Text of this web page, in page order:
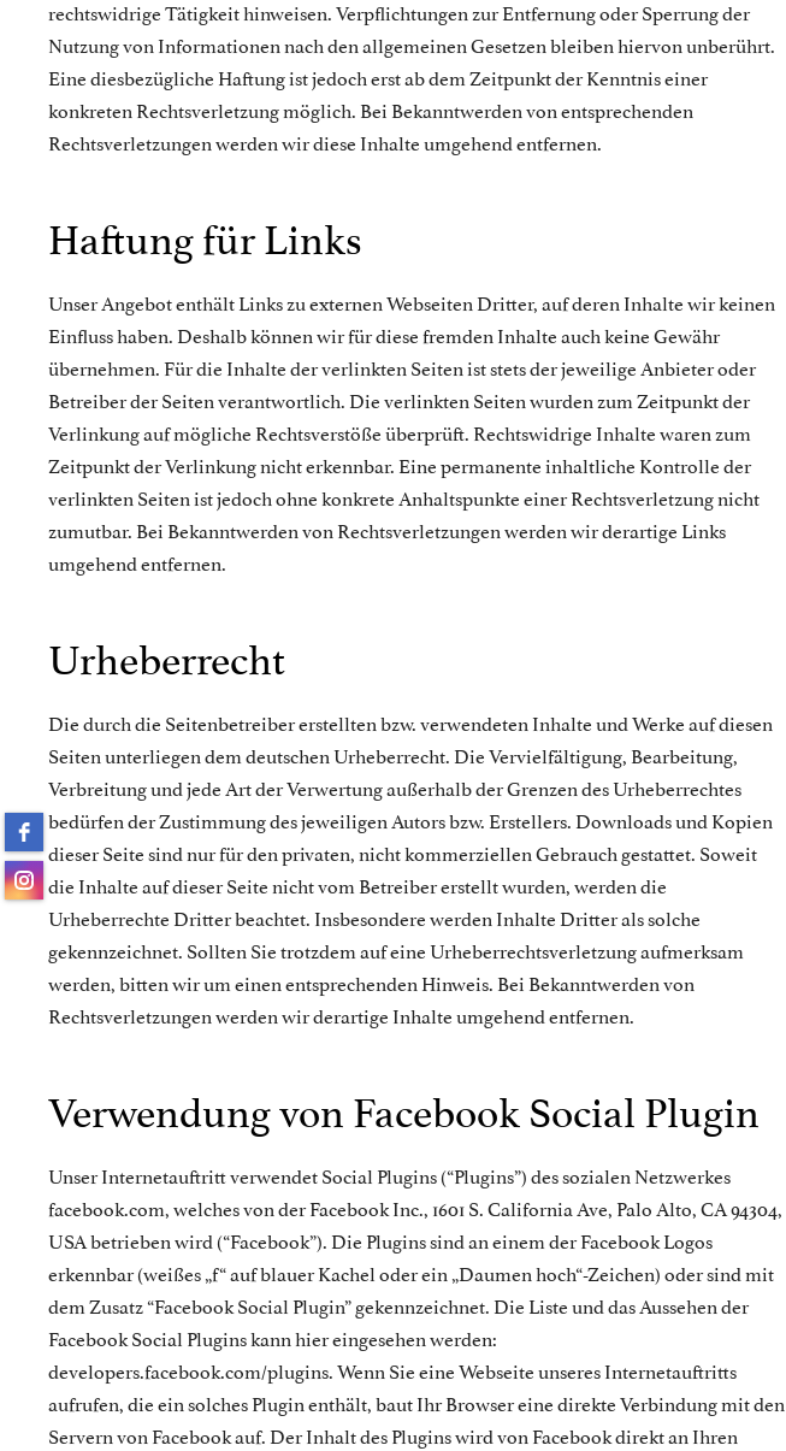
rechtswidrige Tätigkeit hinweisen. Verpflichtungen zur Entfernung oder Sperrung der
Nutzung von Informationen nach den allgemeinen Gesetzen bleiben hiervon unberührt.
Eine diesbezügliche Haftung ist jedoch erst ab dem Zeitpunkt der Kenntnis einer
konkreten Rechtsverletzung möglich. Bei Bekanntwerden von entsprechenden
Rechtsverletzungen werden wir diese Inhalte umgehend entfernen.
Haftung für Links
Unser Angebot enthält Links zu externen Webseiten Dritter, auf deren Inhalte wir keinen
Einfluss haben. Deshalb können wir für diese fremden Inhalte auch keine Gewähr
übernehmen. Für die Inhalte der verlinkten Seiten ist stets der jeweilige Anbieter oder
Betreiber der Seiten verantwortlich. Die verlinkten Seiten wurden zum Zeitpunkt der
Verlinkung auf mögliche Rechtsverstöße überprüft. Rechtswidrige Inhalte waren zum
Zeitpunkt der Verlinkung nicht erkennbar. Eine permanente inhaltliche Kontrolle der
verlinkten Seiten ist jedoch ohne konkrete Anhaltspunkte einer Rechtsverletzung nicht
zumutbar. Bei Bekanntwerden von Rechtsverletzungen werden wir derartige Links
umgehend entfernen.
Urheberrecht
Die durch die Seitenbetreiber erstellten bzw. verwendeten Inhalte und Werke auf diesen
Seiten unterliegen dem deutschen Urheberrecht. Die Vervielfältigung, Bearbeitung,
Verbreitung und jede Art der Verwertung außerhalb der Grenzen des Urheberrechtes
bedürfen der Zustimmung des jeweiligen Autors bzw. Erstellers. Downloads und Kopien
dieser Seite sind nur für den privaten, nicht kommerziellen Gebrauch gestattet. Soweit
die Inhalte auf dieser Seite nicht vom Betreiber erstellt wurden, werden die
Urheberrechte Dritter beachtet. Insbesondere werden Inhalte Dritter als solche
gekennzeichnet. Sollten Sie trotzdem auf eine Urheberrechtsverletzung aufmerksam
werden, bitten wir um einen entsprechenden Hinweis. Bei Bekanntwerden von
Rechtsverletzungen werden wir derartige Inhalte umgehend entfernen.
Verwendung von Facebook Social Plugin
Unser Internetauftritt verwendet Social Plugins (“Plugins”) des sozialen Netzwerkes
facebook.com, welches von der Facebook Inc., 1601 S. California Ave, Palo Alto, CA 94304,
USA betrieben wird (“Facebook”). Die Plugins sind an einem der Facebook Logos
erkennbar (weißes „f“ auf blauer Kachel oder ein „Daumen hoch“-Zeichen) oder sind mit
dem Zusatz “Facebook Social Plugin” gekennzeichnet. Die Liste und das Aussehen der
Facebook Social Plugins kann hier eingesehen werden:
developers.facebook.com/plugins. Wenn Sie eine Webseite unseres Internetauftritts
aufrufen, die ein solches Plugin enthält, baut Ihr Browser eine direkte Verbindung mit den
Servern von Facebook auf. Der Inhalt des Plugins wird von Facebook direkt an Ihren